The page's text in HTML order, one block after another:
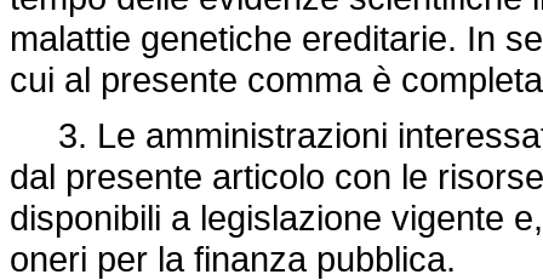
malattie genetiche ereditarie. In
cui al presente comma è
3. Le amministrazioni
dal presente articolo con le
disponibili a legislazione vigente
oneri per la finanza pubblica.